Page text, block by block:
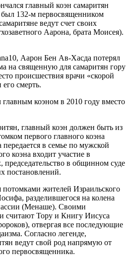
главный коэн самаритян
132-м первосвященником
ведут счет своих
Аарона, брата Моисея).
Аарон Бен Ав-Хасда потерял
на священную для самаритян гору
происшествия врачи «скорой
смерть.
коэном в 2010 году вместо
главный коэн должен быть из
первого главного коэна
в семье по мужской
коэна входит участие в
в общинном суде
постановлений.
потомками жителей Израильского
разделившегося на колена
(Менаше). Своими
считают Тору и Книгу Иисуса
отвергая все последующие
Согласно легенде,
ведут свой род напрямую от
первосвященника.